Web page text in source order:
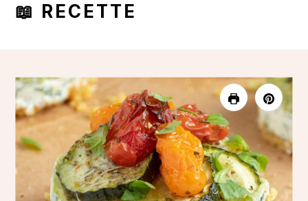
📖 RECETTE